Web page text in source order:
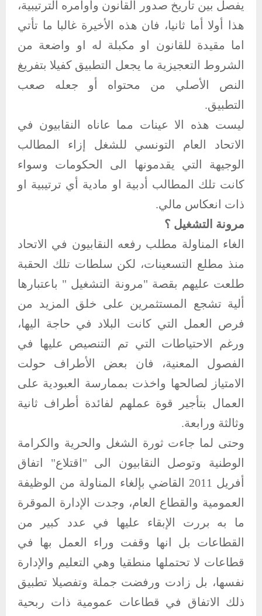
يفصل بين تاريخ صدور القانون وأوامره الترتيبية،
هذا أولا أما ثانيا، فان هذه الأخيرة غالبا ما تأتي
اما مقيدة للقانون او مكبلة له او واضعة من
الشروط التعجيزية ما يجعل التطبيق كفيلا بتفريغ
النص الأصلي من محتواه أو جعله صعب
التطبيق.
ليست هذه الا عينات مما عاناه النقابيون في
الاتحاد العام التونسي للشغل إزاء المطالب
الوجيهة التي يقدمونها الى الحكومات وسواء
كانت تلك المطالب أدبية او مادية أي ترتيبية او
ذات انعكاس مالي.
مرونة التشغيل ؟
الغاء المناولة مطلب رفعه النقابيون في الاتحاد
منذ مطلع التسعينات، لكن سلطات تلك الحقبة
طلعت عليهم بقصة "مرونة التشغيل " باعتبارها
ألية تشجع المستثمرين على خلق المزيد من
فرص العمل التي كانت البلاد في حاجة اليها،
ورغم الاحتياطات التي تم التنصيص عليها في
الفصول المعنية، فان بعض الأطراف حولت
الامتياز لصالحها واخذت بممارسة العبودية على
العمال بتأجير قوة عملهم لفائدة أطراف ثانية
وثالثة ورابعة.
وحتى لما جاءت ثورة الشغل والحرية والكرامة
الوطنية وتوصل النقابيون الى "اقتلاع" اتفاق
أفريل 2011 القاضي بإلغاء المناولة من الوظيفة
العمومية والقطاع العام، وجدت الإدارة الموقرة
ما به بررت الإبقاء عليها في عدد كبير من
القطاعات بل انها وقفت وراء العمل بها في
قطاعات لا تحتملها منطقيا وهي التعليم والإدارة
نفسها، بل زادت ورفضت جملة وتفصيلا تطبيق
ذلك الاتفاق في قطاعات عمومية ذات ربحية